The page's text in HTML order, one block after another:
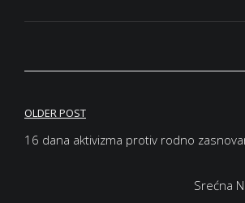
Кретање
чланка
OLDER POST
16 dana aktivizma protiv rodno
Srećna